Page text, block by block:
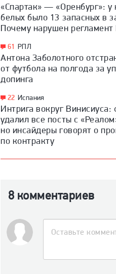
«Спартак» — «Оренбург»: у
белых было 13 запасных в
Почему нарушен регламент
61 РПЛ
Антона Заболотного
от футбола на полгода за
допинга
22 Испания
Интрига вокруг Винисиуса:
удалил все посты с
но инсайдеры говорят о
по контракту
8 комментариев